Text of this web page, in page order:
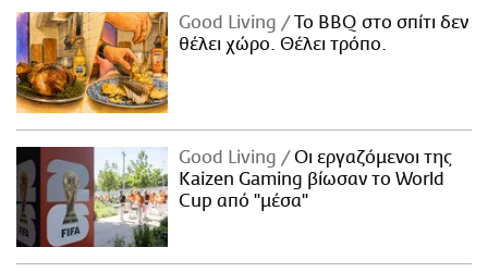
Good Living
Το BBQ στο σπίτι δεν
θέλει χώρο. Θέλει τρόπο.
Good Living
Οι εργαζόμενοι της
Kaizen Gaming βίωσαν το World
Cup από "μέσα"